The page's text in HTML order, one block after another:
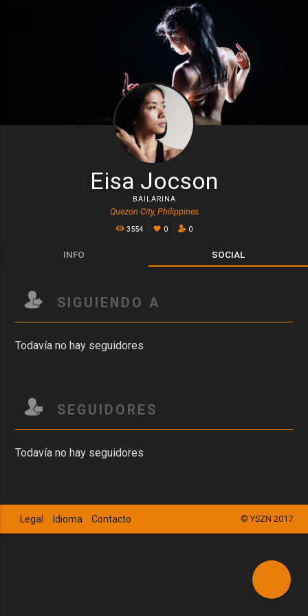
Eisa Jocson
BAILARINA
Quezon City, Philippines
3554 0 0
INFO SOCIAL
SIGUIENDO A
Todavía no hay seguidores
SEGUIDORES
Todavía no hay seguidores
© YSZN 2017
Legal Idioma Contacto